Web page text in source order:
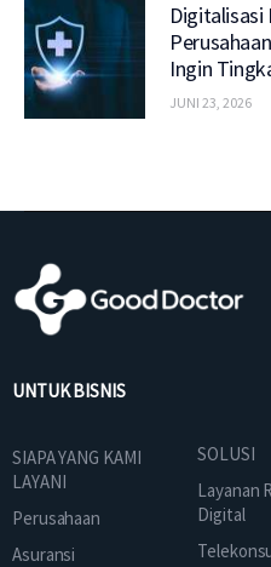
Digitalisasi
Ingin
JUNI 23, 2026
UNTUK BISNIS
SIAPA YANG KAMI
LAYANI
Perusahaan
Asuransi
SOLUSI
Layanan
Digital